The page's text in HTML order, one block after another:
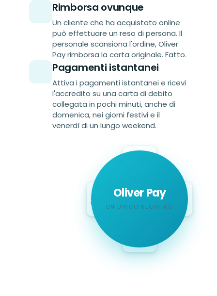
Rimborsa ovunque
Un cliente che ha acquistato online
può effettuare un reso di persona. Il
personale scansiona l'ordine, Oliver
Pay rimborsa la carta originale. Fatto.
Pagamenti istantanei
Attiva i pagamenti istantanei e ricevi
l'accredito su una carta di debito
collegata in pochi minuti, anche di
domenica, nei giorni festivi e il
venerdì di un lungo weekend.
Oliver Pay
UN UNICO REGISTROCassa
Terminale